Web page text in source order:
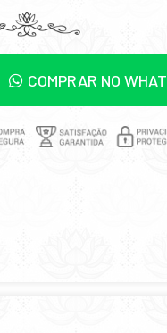
COMPRAR NO